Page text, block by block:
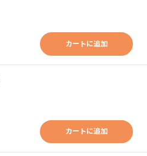
カートに追加
カートに追加